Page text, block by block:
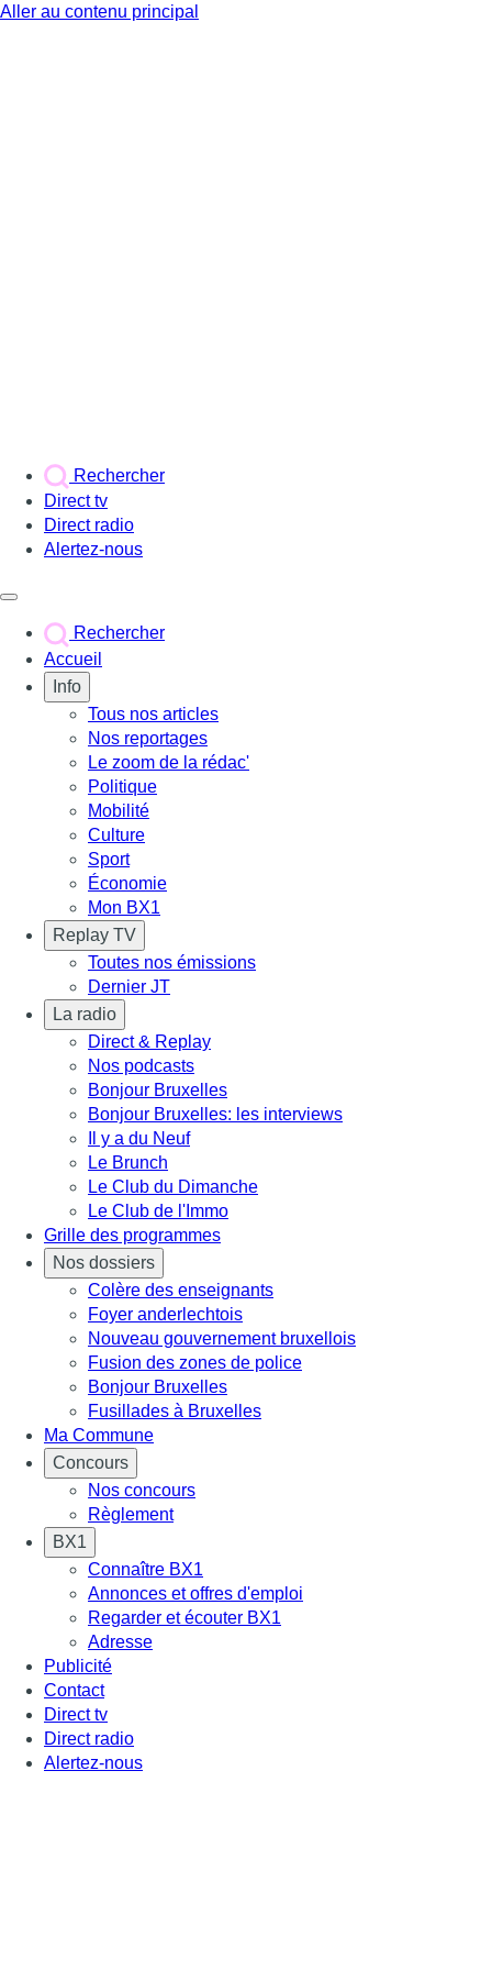
Aller au contenu principal
Rechercher
Direct tv
Direct radio
Alertez-nous
Rechercher
Accueil
Info
Tous nos articles
Nos reportages
Le zoom de la rédac'
Politique
Mobilité
Culture
Sport
Économie
Mon BX1
Replay TV
Toutes nos émissions
Dernier JT
La radio
Direct & Replay
Nos podcasts
Bonjour Bruxelles
Bonjour Bruxelles: les interviews
Il y a du Neuf
Le Brunch
Le Club du Dimanche
Le Club de l'Immo
Grille des programmes
Nos dossiers
Colère des enseignants
Foyer anderlechtois
Nouveau gouvernement bruxellois
Fusion des zones de police
Bonjour Bruxelles
Fusillades à Bruxelles
Ma Commune
Concours
Nos concours
Règlement
BX1
Connaître BX1
Annonces et offres d'emploi
Regarder et écouter BX1
Adresse
Publicité
Contact
Direct tv
Direct radio
Alertez-nous